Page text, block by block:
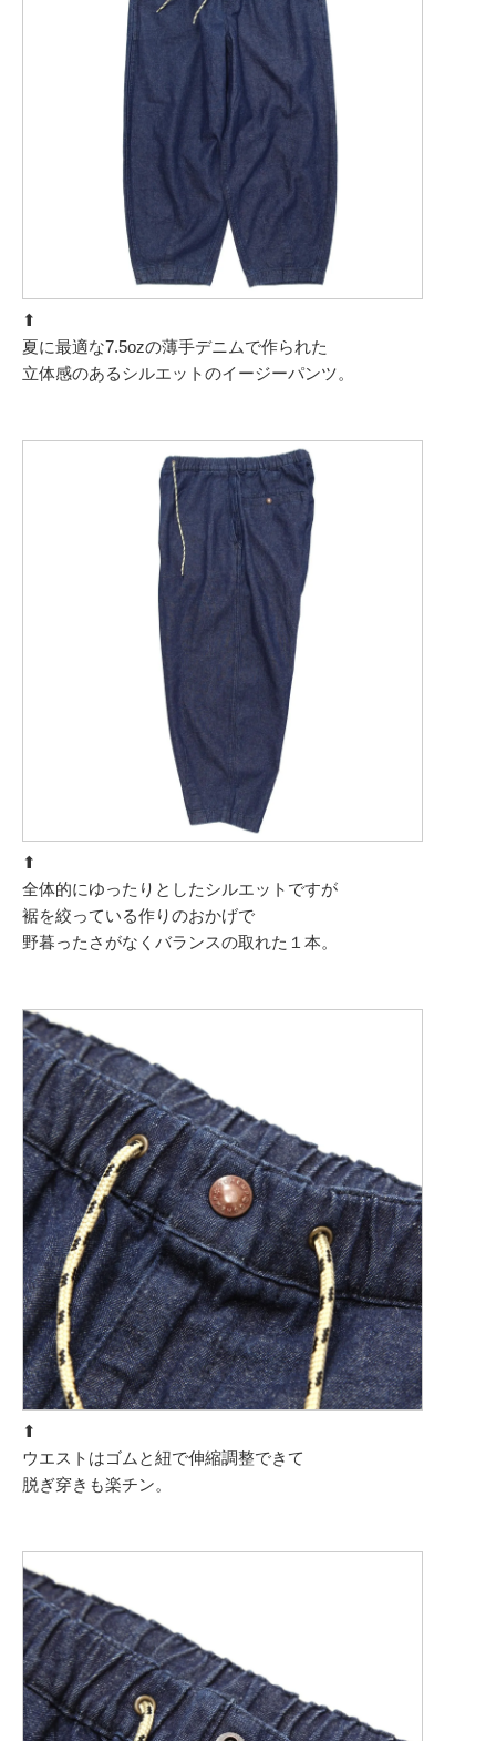
⬆︎
夏に最適な7.5ozの薄手デニムで作られた
立体感のあるシルエットのイージーパンツ。
⬆︎
全体的にゆったりとしたシルエットですが
裾を絞っている作りのおかげで
野暮ったさがなくバランスの取れた１本。
⬆︎
ウエストはゴムと紐で伸縮調整できて
脱ぎ穿きも楽チン。